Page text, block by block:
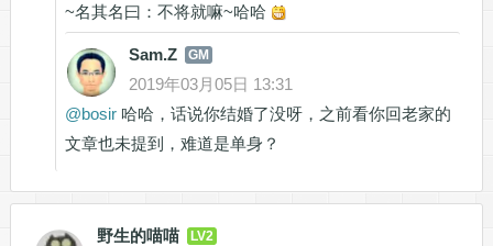
~名其名曰：不将就嘛~哈哈
Sam.Z GM
2019年03月05日 13:31
@bosir哈哈，话说你结婚了没呀，之前看你回老家的
文章也未提到，难道是单身？
野生的喵喵 LV2